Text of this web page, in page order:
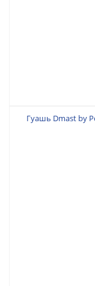
Гуашь Dmast by